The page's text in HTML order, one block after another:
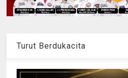
Turut Berdukacita